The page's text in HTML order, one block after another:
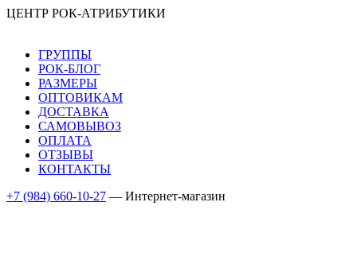
ЦЕНТР РОК-АТРИБУТИКИ
ГРУППЫ
РОК-БЛОГ
РАЗМЕРЫ
ОПТОВИКАМ
ДОСТАВКА
САМОВЫВОЗ
ОПЛАТА
ОТЗЫВЫ
КОНТАКТЫ
+7 (984) 660-10-27 — Интернет-магазин